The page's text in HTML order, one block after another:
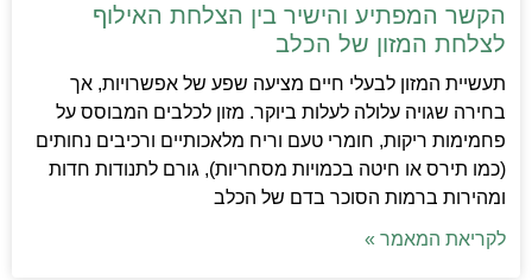
הקשר המפתיע והישיר בין הצלחת האילוף
לצלחת המזון של הכלב
תעשיית המזון לבעלי חיים מציעה שפע של אפשרויות, אך
בחירה שגויה עלולה לעלות ביוקר. מזון לכלבים המבוסס על
פחמימות ריקות, חומרי טעם וריח מלאכותיים ורכיבים נחותים
(כמו תירס או חיטה בכמויות מסחריות), גורם לתנודות חדות
ומהירות ברמות הסוכר בדם של הכלב
לקריאת המאמר »